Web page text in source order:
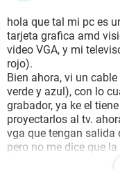
hola que tal mi pc es
tarjeta grafica amd
video VGA, y mi
rojo).
Bien ahora, vi un
verde y azul), con lo
grabador, ya ke el
proyectarlos al tv.
vga que tengan salida
pero no me dice que
el puerto vga salida